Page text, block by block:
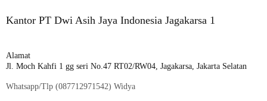
Kantor PT Dwi Asih Jaya Indonesia Jagakarsa 1
Alamat
Jl. Moch Kahfi 1 gg seri No.47 RT02/RW04, Jagakarsa, Jakarta Selatan
Whatsapp/Tlp (087712971542) Widya